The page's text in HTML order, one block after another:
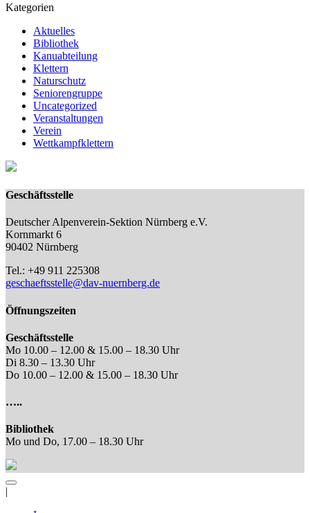
Kategorien
Aktuelles
Bibliothek
Kanuabteilung
Klettern
Naturschutz
Seniorengruppe
Uncategorized
Veranstaltungen
Verein
Wettkampfklettern
Geschäftsstelle
Deutscher Alpenverein-Sektion Nürnberg e.V.
Kornmarkt 6
90402 Nürnberg
Tel.: +49 911 225308
geschaeftsstelle@dav-nuernberg.de
Öffnungszeiten
Geschäftsstelle
Mo 10.00 – 12.00 & 15.00 – 18.30 Uhr
Di 8.30 – 13.30 Uhr
Do 10.00 – 12.00 & 15.00 – 18.30 Uhr
…..
Bibliothek
Mo und Do, 17.00 – 18.30 Uhr